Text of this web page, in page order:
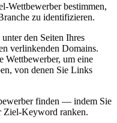
Wettbewerber bestimmen,
zu identifizieren.
den Seiten Ihres
verlinkenden Domains.
Wettbewerber, um eine
von denen Sie Links
finden — indem Sie
Ziel-Keyword ranken.